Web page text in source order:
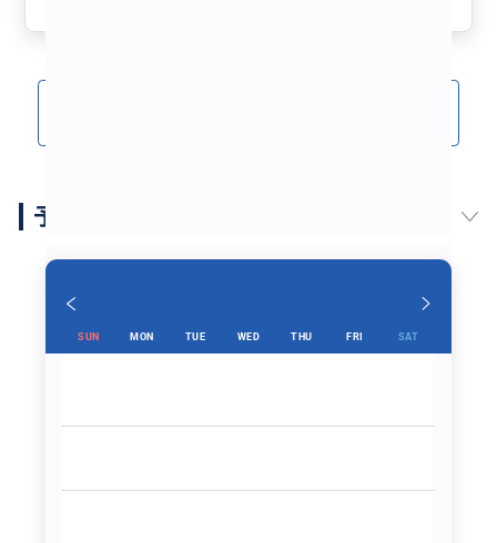
予約スケジュール
SUN MON TUE WED THU FRI SAT